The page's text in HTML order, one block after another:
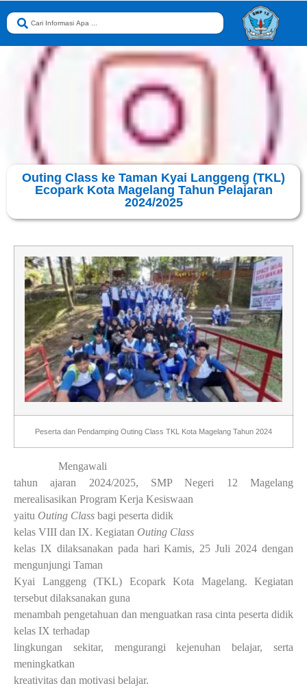
Outing Class ke Taman Kyai Langgeng (TKL)
Ecopark Kota Magelang Tahun Pelajaran
2024/2025
Peserta dan Pendamping Outing Class TKL Kota Magelang Tahun 2024
Mengawali
tahun ajaran 2024/2025, SMP Negeri 12 Magelang
merealisasikan Program Kerja Kesiswaan
yaitu Outing Class bagi peserta didik
kelas VIII dan IX. Kegiatan Outing Class
kelas IX dilaksanakan pada hari Kamis, 25 Juli 2024 dengan
mengunjungi Taman
Kyai Langgeng (TKL) Ecopark Kota Magelang. Kegiatan
tersebut dilaksanakan guna
menambah pengetahuan dan menguatkan rasa cinta peserta didik
kelas IX terhadap
lingkungan sekitar, mengurangi kejenuhan belajar, serta
meningkatkan
kreativitas dan motivasi belajar.